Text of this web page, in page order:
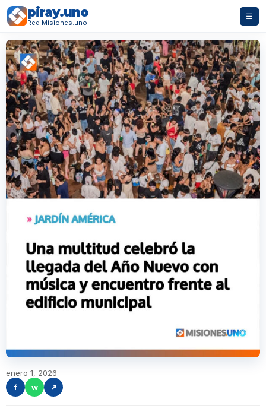
piray.uno
Red Misiones.uno
☰
enero 1, 2026
f
w ↗